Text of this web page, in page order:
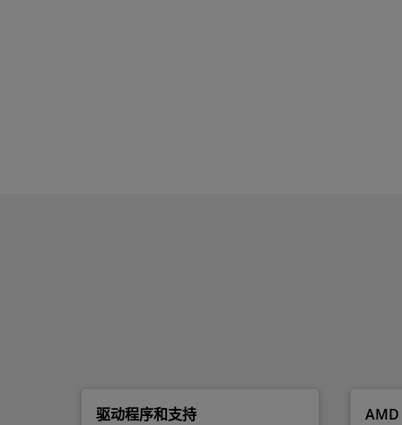
驱动程序和支持